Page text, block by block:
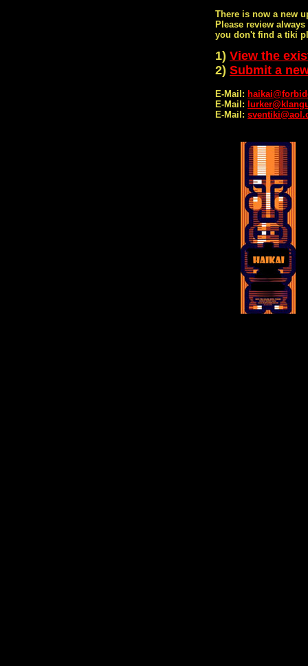
There is now a new
Please review
you don't find a tiki
1) View the
2) Submit a
E-Mail:
E-Mail:
E-Mail: